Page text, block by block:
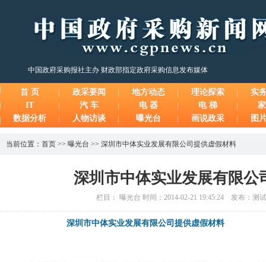
中国政府采购报社主办 财政部指定政府采购信息发布媒体
首 页 政采要闻 地方动态 理论探索
实
IT
汽 车 电 器 电 梯
数据分析
人物访谈 曝光台 画说政采 图
当前位置： 首页 >> 曝光台 >> 深圳市中体实业发展有限公司提供虚假材料
深圳市中体实业发展有限公
栏目： 曝光台 时间：2014-02-21 19:45:24 发布：测
深圳市中体实业发展有限公司提供虚假材料